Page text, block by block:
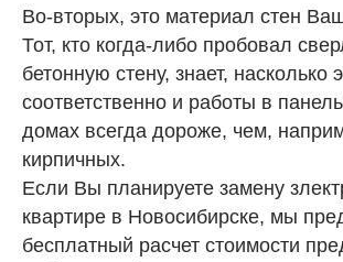
Во-вторых, это материал стен
Тот, кто когда-либо пробовал
бетонную стену, знает, насколько
соответственно и работы в
домах всегда дороже, чем,
кирпичных.
Если Вы планируете замену
квартире в Новосибирске, мы
бесплатный расчет стоимости